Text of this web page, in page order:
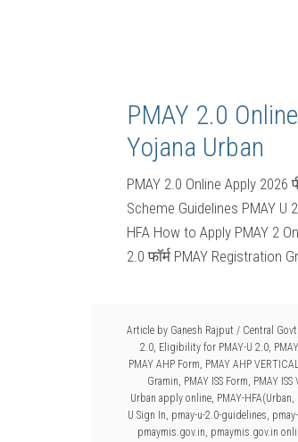
PMAY 2.0
Yojana Urban
PMAY 2.0 Online Apply 2026
Scheme Guidelines PMAY U
HFA How to Apply PMAY 2
2.0 फॉर्म PMAY Registration
Article by Ganesh Rajput / Central Govt
2.0, Eligibility for PMAY-U 2.0,
PMAY AHP Form, PMAY AHP
Gramin, PMAY ISS Form, PMAY
Urban apply online, PMAY-HFA(Urban,
U Sign In, pmay-u-2.0-guidelines,
pmaymis.gov.in, pmaymis.gov.in